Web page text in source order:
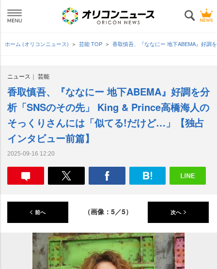
ホーム (オリコンニュース) 芸能 TOP 香取慎吾、『ななにー 地下ABEMA』好調
ニュース 芸能
香取慎吾、『ななにー 地下ABEMA』好調を分
析「SNSのその先」 King & Prince高橋海人の
そっくりさんには「似てる!だけど…」【独占
インタビュー前篇】
2025-09-16 12:20
前へ （画像：5／5） 次へ